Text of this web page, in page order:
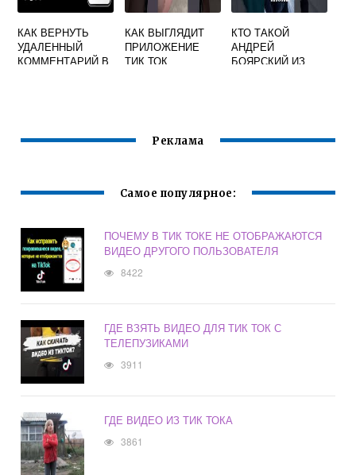
КАК ВЕРНУТЬ
УДАЛЕННЫЙ
КОММЕНТАРИЙ В
КАК ВЫГЛЯДИТ
ПРИЛОЖЕНИЕ
ТИК ТОК
КТО ТАКОЙ
АНДРЕЙ
БОЯРСКИЙ ИЗ
Реклама
Самое популярное:
ПОЧЕМУ В ТИК ТОКЕ НЕ ОТОБРАЖАЮТСЯ
ВИДЕО ДРУГОГО ПОЛЬЗОВАТЕЛЯ
8422
ГДЕ ВЗЯТЬ ВИДЕО ДЛЯ ТИК ТОК С
ТЕЛЕПУЗИКАМИ
3911
ГДЕ ВИДЕО ИЗ ТИК ТОКА
3861